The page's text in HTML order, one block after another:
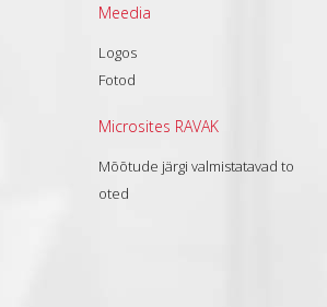
Meedia
Logos
Fotod
Microsites RAVAK
Mõõtude järgi valmistatavad to
oted